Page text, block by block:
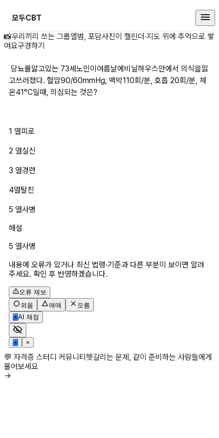
모두CBT
&nbsp;당뇨를앓고있는 73세노인
📸우리끼리 쓰는 그룹앨범, 포담사진이 캘린더·지도 위에 추억으로 쌓
여요구경하기
당뇨를앓고있는 73세노인이여름날에비닐하우스안에서 의식을잃
고쓰러졌다. 혈압90/60mmHg, 맥박110회/분, 호흡 20회/분, 체
온41°C일때, 의심되는 것은?
1 열피로
2 열실신
3 열경련
4열탈진
5 열사병
해설
5 열사병
내용에 오류가 있거나 최신 법령·기준과 다른 부분이 보이면 알려
주세요. 확인 후 반영하겠습니다.
오류 제보
외움
애매
모름
✳AI 채점
✳ ×
💬 자격증 스터디 커뮤니티헷갈리는 문제, 같이 준비하는 사람들에게
물어보세요
→